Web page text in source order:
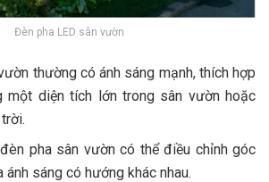
Đèn pha LED sân vườn
thường có ánh sáng mạnh, thích hợp
một diện tích lớn trong sân vườn hoặc
pha sân vườn có thể điều chỉnh góc
ánh sáng có hướng khác nhau.